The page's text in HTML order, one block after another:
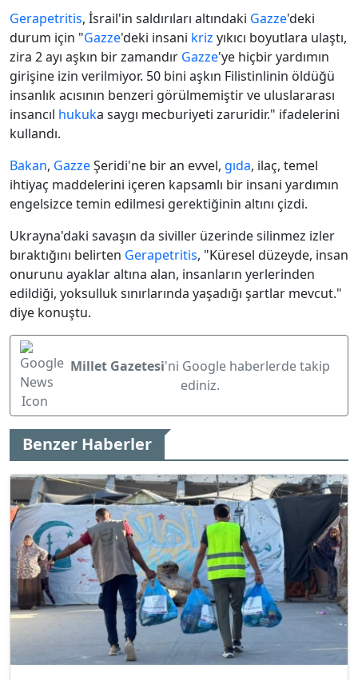
Gerapetritis, İsrail'in saldırıları altındaki Gazze'deki
durum için "Gazze'deki insani kriz yıkıcı boyutlara ulaştı,
zira 2 ayı aşkın bir zamandır Gazze'ye hiçbir yardımın
girişine izin verilmiyor. 50 bini aşkın Filistinlinin öldüğü
insanlık acısının benzeri görülmemiştir ve uluslararası
insancıl hukuka saygı mecburiyeti zaruridir." ifadelerini
kullandı.
Bakan, GazzeŞeridi'ne bir an evvel, gıda, ilaç, temel
ihtiyaç maddelerini içeren kapsamlı bir insani yardımın
engelsizce temin edilmesi gerektiğinin altını çizdi.
Ukrayna'daki savaşın da siviller üzerinde silinmez izler
bıraktığını belirten Gerapetritis, "Küresel düzeyde, insan
onurunu ayaklar altına alan, insanların yerlerinden
edildiği, yoksulluk sınırlarında yaşadığı şartlar mevcut."
diye konuştu.
Millet Gazetesi'ni Google haberlerde takip
ediniz.
Benzer Haberler